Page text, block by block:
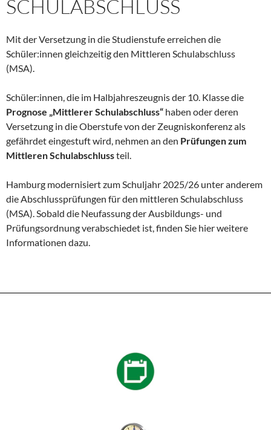
SCHULABSCHLUSS
Mit der Versetzung in die Studienstufe erreichen die
Schüler:innen gleichzeitig den Mittleren Schulabschluss
(MSA).
Schüler:innen, die im Halbjahreszeugnis der 10. Klasse die
Prognose „Mittlerer Schulabschluss“ haben oder deren
Versetzung in die Oberstufe von der Zeugniskonferenz als
gefährdet eingestuft wird, nehmen an den Prüfungen zum
Mittleren Schulabschlussteil.
Hamburg modernisiert zum Schuljahr 2025/26 unter anderem
die Abschlussprüfungen für den mittleren Schulabschluss
(MSA). Sobald die Neufassung der Ausbildungs- und
Prüfungsordnung verabschiedet ist, finden Sie hier weitere
Informationen dazu.